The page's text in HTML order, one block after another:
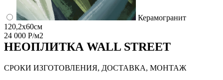
Керамогранит
120,2x60см
24 000 Р/м2
НЕОПЛИТКА WALL STREET
СРОКИ ИЗГОТОВЛЕНИЯ, ДОСТАВКА, МОНТАЖ